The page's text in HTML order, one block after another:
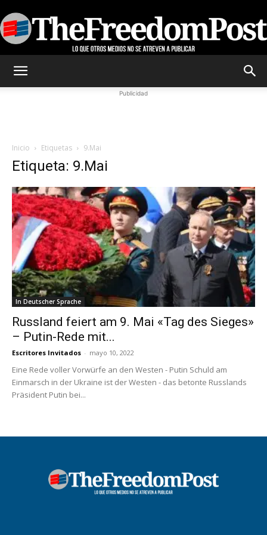
Publicidad
Inicio Etiquetas 9.Mai
Etiqueta: 9.Mai
In Deutscher Sprache
Russland feiert am 9. Mai «Tag des Sieges»
– Putin-Rede mit...
Escritores Invitados - mayo 10, 2022
Eine Rede voller Vorwürfe an den Westen - Putin Schuld am
Einmarsch in der Ukraine ist der Westen - das betonte Russlands
Präsident Putin bei...